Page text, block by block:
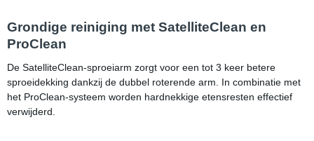
Grondige reiniging met SatelliteClean en
ProClean
De SatelliteClean-sproeiarm zorgt voor een tot 3 keer betere
sproeidekking dankzij de dubbel roterende arm. In combinatie met
het ProClean-systeem worden hardnekkige etensresten effectief
verwijderd.